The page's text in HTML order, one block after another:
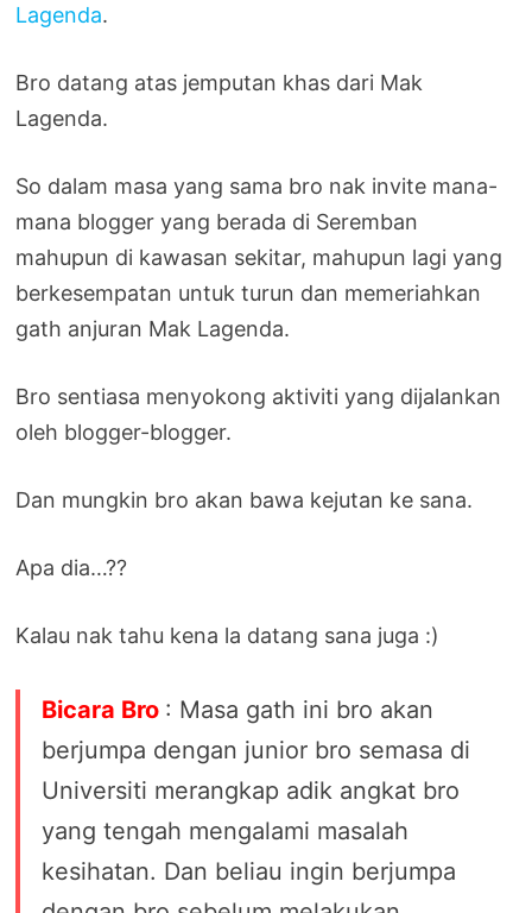
Lagenda.
Bro datang atas jemputan khas dari Mak
Lagenda.
So dalam masa yang sama bro nak invite mana-
mana blogger yang berada di Seremban
mahupun di kawasan sekitar, mahupun lagi yang
berkesempatan untuk turun dan memeriahkan
gath anjuran Mak Lagenda.
Bro sentiasa menyokong aktiviti yang dijalankan
oleh blogger-blogger.
Dan mungkin bro akan bawa kejutan ke sana.
Apa dia…??
Kalau nak tahu kena la datang sana juga :)
Bicara Bro : Masa gath ini bro akan
berjumpa dengan junior bro semasa di
Universiti merangkap adik angkat bro
yang tengah mengalami masalah
kesihatan. Dan beliau ingin berjumpa